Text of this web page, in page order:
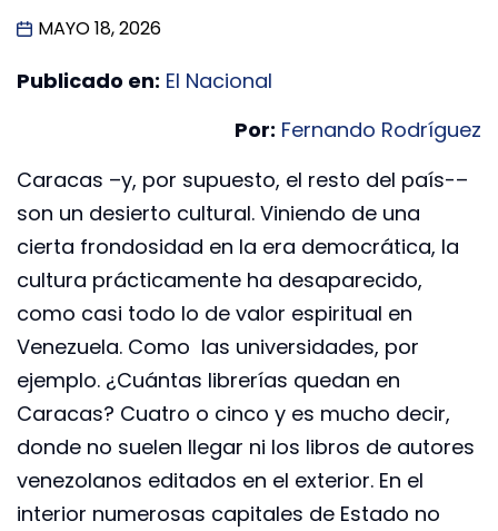
MAYO 18, 2026
Publicado en: El Nacional
Por: Fernando Rodríguez
Caracas –y, por supuesto, el resto del país-–
son un desierto cultural. Viniendo de una
cierta frondosidad en la era democrática, la
cultura prácticamente ha desaparecido,
como casi todo lo de valor espiritual en
Venezuela. Como las universidades, por
ejemplo. ¿Cuántas librerías quedan en
Caracas? Cuatro o cinco y es mucho decir,
donde no suelen llegar ni los libros de autores
venezolanos editados en el exterior. En el
interior numerosas capitales de Estado no